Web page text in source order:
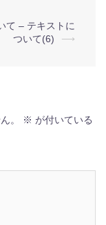
て – テキストに
ついて(6)
⟶
。 ※ が付いている